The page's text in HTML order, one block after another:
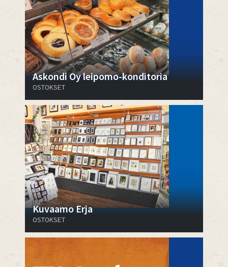
Askondi Oy leipomo-konditoria
OSTOKSET
Kuvaamo Erja
OSTOKSET